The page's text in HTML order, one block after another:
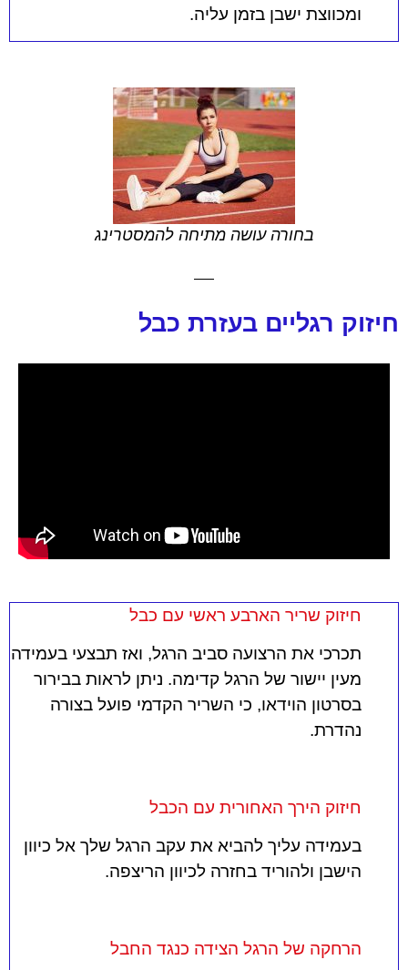
ומכווצת ישבן בזמן עליה.
בחורה עושה מתיחה להמסטרינג
חיזוק רגליים בעזרת כבל
חיזוק שריר הארבע ראשי עם כבל
תכרכי את הרצועה סביב הרגל, ואז תבצעי בעמידה
מעין יישור של הרגל קדימה. ניתן לראות בבירור
בסרטון הוידאו, כי השריר הקדמי פועל בצורה
נהדרת.
חיזוק הירך האחורית עם הכבל
בעמידה עליך להביא את עקב הרגל שלך אל כיוון
הישבן ולהוריד בחזרה לכיוון הריצפה.
הרחקה של הרגל הצידה כנגד החבל